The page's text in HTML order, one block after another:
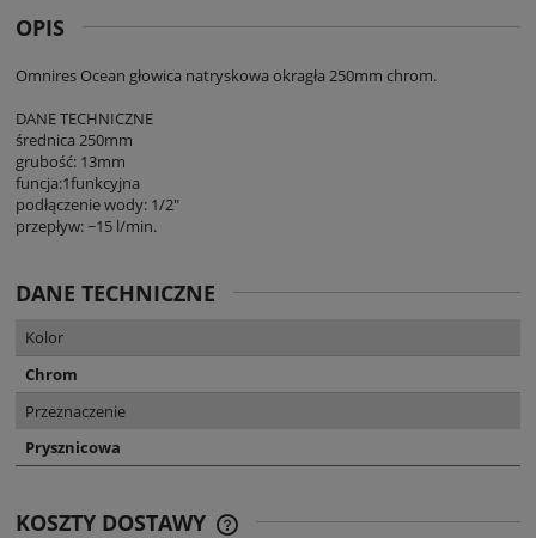
OPIS
Omnires Ocean głowica natryskowa okragła 250mm chrom.
DANE TECHNICZNE
średnica 250mm
grubość: 13mm
funcja:1funkcyjna
podłączenie wody: 1/2"
przepływ: ~15 l/min.
DANE TECHNICZNE
Kolor
Chrom
Przeznaczenie
Prysznicowa
KOSZTY DOSTAWY